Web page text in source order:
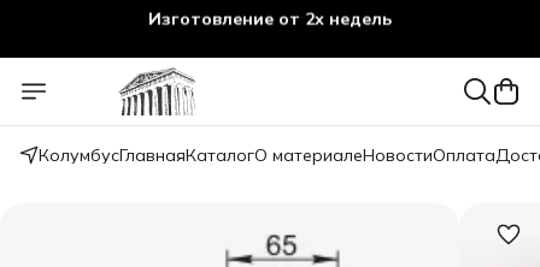
Изготовление от 2х недель
КолумбусГлавнаяКаталогО материалеНовостиОплата